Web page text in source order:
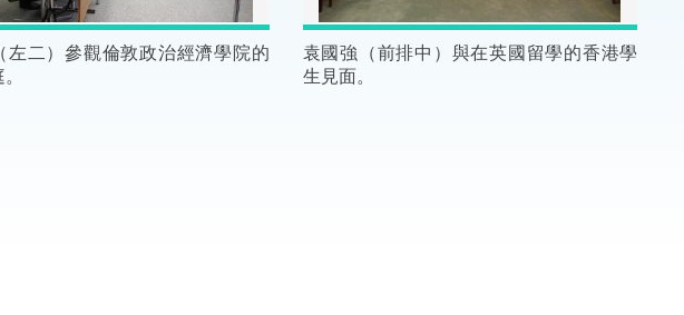
相互
左二）參觀倫敦政治經濟學院的
袁國強（前排中）與在英國留學的香港學
生見面。